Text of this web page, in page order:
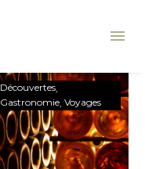
Découvertes
Gastronomie Voyages